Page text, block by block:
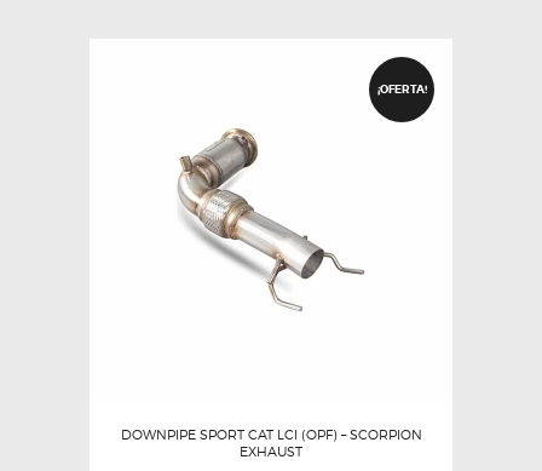
¡OFERTA!
DOWNPIPE SPORT CAT LCI (OPF) – SCORPION
EXHAUST